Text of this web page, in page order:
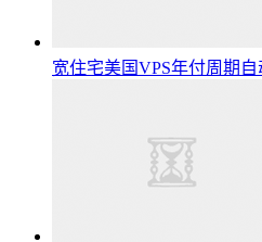
宽住宅美国VPS年付周期